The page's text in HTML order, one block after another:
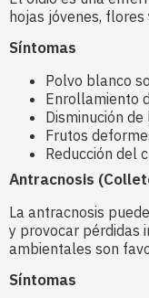
hojas jóvenes, flores
Síntomas
Polvo blanco
Enrollamiento
Disminución
Frutos
Reducción del
Antracnosis
La antracnosis
y provocar pérdidas
ambientales son
Síntomas